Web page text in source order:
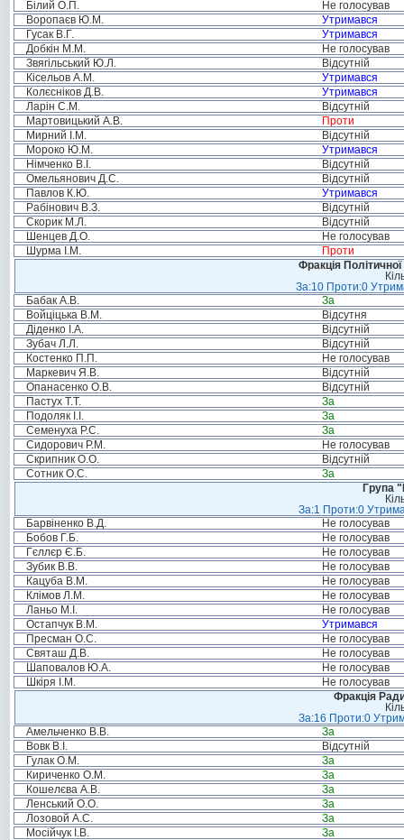
Білий О.П.
Не голосував
Воропаєв Ю.М.
Утримався
Гусак В.Г.
Утримався
Добкін М.М.
Не голосував
Звягільський Ю.Л.
Відсутній
Кісельов А.М.
Утримався
Колєсніков Д.В.
Утримався
Ларін С.М.
Відсутній
Мартовицький А.В.
Проти
Мирний І.М.
Відсутній
Мороко Ю.М.
Утримався
Німченко В.І.
Відсутній
Омельянович Д.С.
Відсутній
Павлов К.Ю.
Утримався
Рабінович В.З.
Відсутній
Скорик М.Л.
Відсутній
Шенцев Д.О.
Не голосував
Шурма І.М.
Проти
Фракція
За:10 Проти:0
Бабак А.В.
За
Войціцька В.М.
Відсутня
Діденко І.А.
Відсутній
Зубач Л.Л.
Відсутній
Костенко П.П.
Не голосував
Маркевич Я.В.
Відсутній
Опанасенко О.В.
Відсутній
Пастух Т.Т.
За
Подоляк І.І.
За
Семенуха Р.С.
За
Сидорович Р.М.
Не голосував
Скрипник О.О.
Відсутній
Сотник О.С.
За
Група
За:1 Проти:0
Барвіненко В.Д.
Не голосував
Бобов Г.Б.
Не голосував
Гєллєр Є.Б.
Не голосував
Зубик В.В.
Не голосував
Кацуба В.М.
Не голосував
Клімов Л.М.
Не голосував
Ланьо М.І.
Не голосував
Остапчук В.М.
Утримався
Пресман О.С.
Не голосував
Святаш Д.В.
Не голосував
Шаповалов Ю.А.
Не голосував
Шкіря І.М.
Не голосував
Фракція
За:16 Проти:0
Амельченко В.В.
За
Вовк В.І.
Відсутній
Гулак О.М.
За
Кириченко О.М.
За
Кошелєва А.В.
За
Ленський О.О.
За
Лозовой А.С.
За
Мосійчук І.В.
За